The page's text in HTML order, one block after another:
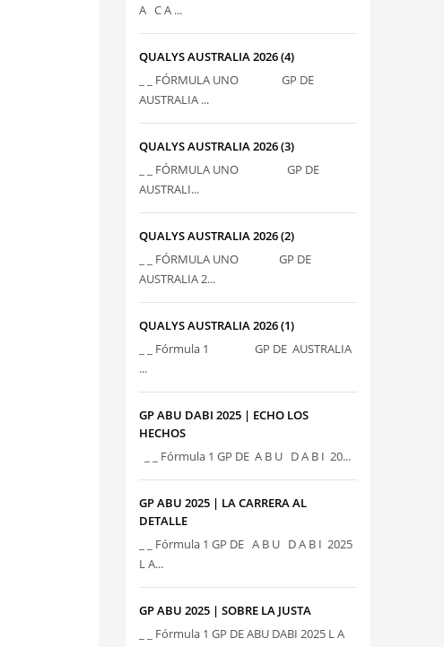
A C A ...
QUALYS AUSTRALIA 2026 (4)
_ _ FÓRMULA UNO GP DE
AUSTRALIA ...
QUALYS AUSTRALIA 2026 (3)
_ _ FÓRMULA UNO GP DE
AUSTRALI...
QUALYS AUSTRALIA 2026 (2)
_ _ FÓRMULA UNO GP DE
AUSTRALIA 2...
QUALYS AUSTRALIA 2026 (1)
_ _ Fórmula 1 GP DE AUSTRALIA
...
GP ABU DABI 2025 | ECHO LOS
HECHOS
_ _ Fórmula 1 GP DE A B U D A B I 20...
GP ABU 2025 | LA CARRERA AL
DETALLE
_ _ Fórmula 1 GP DE A B U D A B I 2025
L A...
GP ABU 2025 | SOBRE LA JUSTA
_ _ Fórmula 1 GP DE ABU DABI 2025 L A